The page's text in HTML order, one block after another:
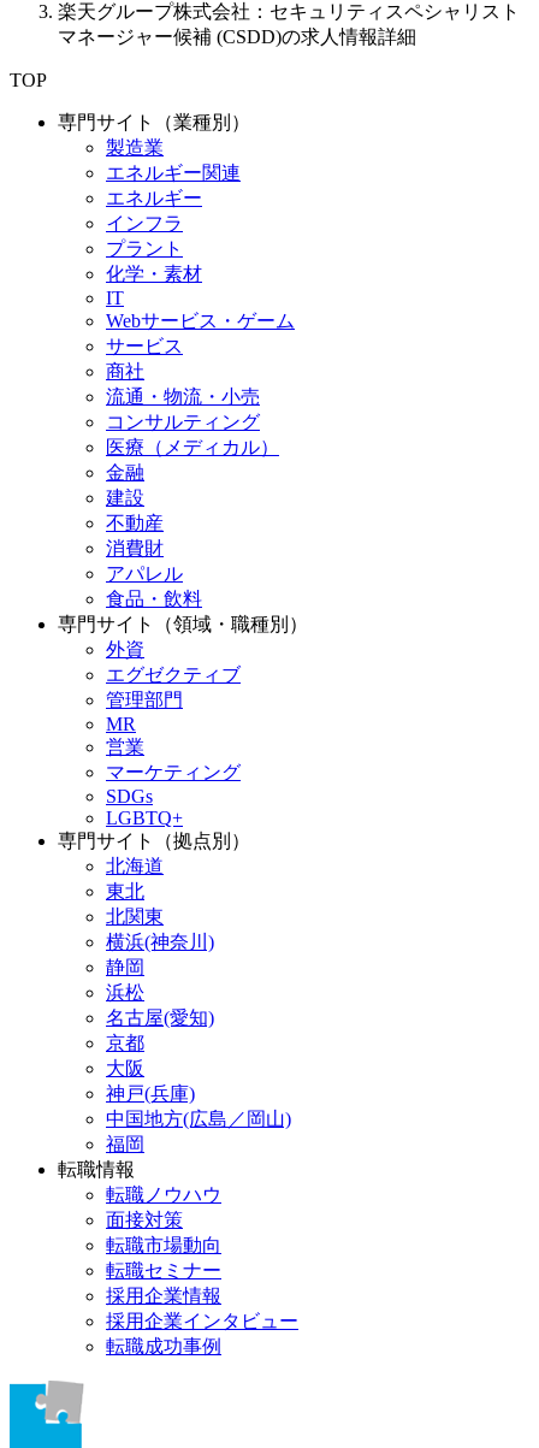
楽天グループ株式会社：セキュリティスペシャリスト
マネージャー候補 (CSDD)の求人情報詳細
TOP
専門サイト（業種別）
製造業
エネルギー関連
エネルギー
インフラ
プラント
化学・素材
IT
Webサービス・ゲーム
サービス
商社
流通・物流・小売
コンサルティング
医療（メディカル）
金融
建設
不動産
消費財
アパレル
食品・飲料
専門サイト（領域・職種別）
外資
エグゼクティブ
管理部門
MR
営業
マーケティング
SDGs
LGBTQ+
専門サイト（拠点別）
北海道
東北
北関東
横浜(神奈川)
静岡
浜松
名古屋(愛知)
京都
大阪
神戸(兵庫)
中国地方(広島／岡山)
福岡
転職情報
転職ノウハウ
面接対策
転職市場動向
転職セミナー
採用企業情報
採用企業インタビュー
転職成功事例